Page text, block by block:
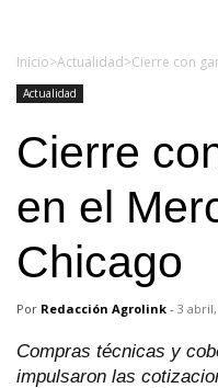
Inicio>Actualidad>
Actualidad
Cierre
en el
Chicago
Por Redacción Agrolink - 3
Compras técnicas y
impulsaron las